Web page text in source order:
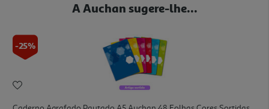
A Auchan sugere-lhe...
-25%